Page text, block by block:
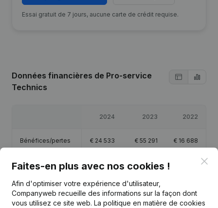
Essai gratuit de 7 jours, aucune carte de crédit requise.
Données financières de Pro-service
Technics
2024 2023 2022
Bénéfices/pertes € 24 533 € 55 291 € 16 688
Capitaux propres €98 012 €73 479
Marge brute € 63 275 €100 099
Faites-en plus avec nos cookies !
Afin d'optimiser votre expérience d'utilisateur,
Companyweb recueille des informations sur la façon dont
vous utilisez ce site web. La politique en matière de cookies